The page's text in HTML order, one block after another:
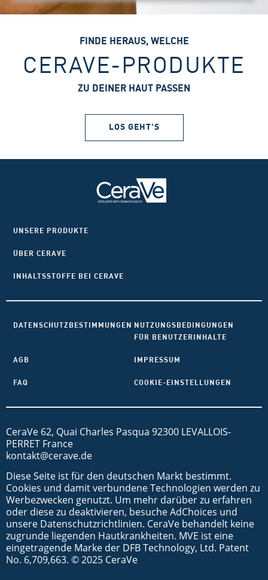
FINDE HERAUS, WELCHE
CERAVE-PRODUKTE
ZU DEINER HAUT PASSEN
LOS GEHT'S
UNSERE PRODUKTE
ÜBER CERAVE
INHALTSSTOFFE BEI CERAVE
DATENSCHUTZBESTIMMUNGEN NUTZUNGSBEDINGUNGEN
FÜR BENUTZERINHALTE
AGB IMPRESSUM
FAQ COOKIE-EINSTELLUNGEN
CeraVe 62, Quai Charles Pasqua 92300 LEVALLOIS-
PERRET France
kontakt@cerave.de
Diese Seite ist für den deutschen Markt bestimmt.
Cookies und damit verbundene Technologien werden zu
Werbezwecken genutzt. Um mehr darüber zu erfahren
oder diese zu deaktivieren, besuche AdChoices und
unsere Datenschutzrichtlinien. CeraVe behandelt keine
zugrunde liegenden Hautkrankheiten. MVE ist eine
eingetragende Marke der DFB Technology, Ltd. Patent
No. 6,709,663. © 2025 CeraVe